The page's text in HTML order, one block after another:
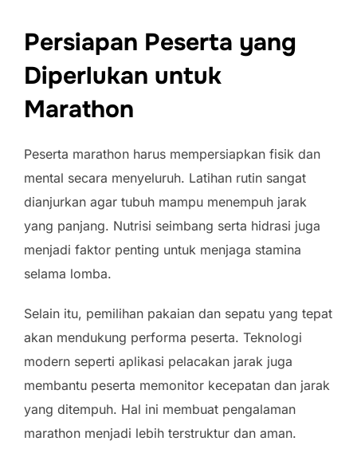
Persiapan Peserta yang
Diperlukan untuk
Marathon
Peserta marathon harus mempersiapkan fisik dan
mental secara menyeluruh. Latihan rutin sangat
dianjurkan agar tubuh mampu menempuh jarak
yang panjang. Nutrisi seimbang serta hidrasi juga
menjadi faktor penting untuk menjaga stamina
selama lomba.
Selain itu, pemilihan pakaian dan sepatu yang tepat
akan mendukung performa peserta. Teknologi
modern seperti aplikasi pelacakan jarak juga
membantu peserta memonitor kecepatan dan jarak
yang ditempuh. Hal ini membuat pengalaman
marathon menjadi lebih terstruktur dan aman.